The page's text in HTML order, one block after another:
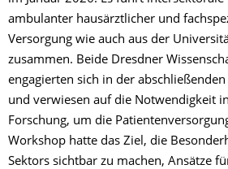
ambulanter hausärztlicher und
Versorgung wie auch aus der
zusammen. Beide Dresdner
engagierten sich in der
und verwiesen auf die Notwendigkeit
Forschung, um die
Workshop hatte das Ziel, die
Sektors sichtbar zu machen, Ansätze